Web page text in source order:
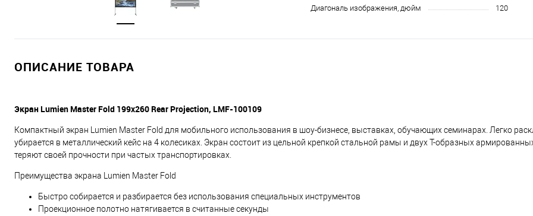
Диагональ изображения, дюйм
120
ОПИСАНИЕ ТОВАРА
Экран Lumien Master Fold 199x260 Rear Projection, LMF-100109
Компактный экран Lumien Master Fold для мобильного использования в шоу-бизнесе, выставках, обучающих семинарах. Легко
убирается в металлический кейс на 4 колесиках. Экран состоит из цельной крепкой стальной рамы и двух Т-образных
теряют своей прочности при частых транспортировках.
Преимущества экрана Lumien Master Fold
Быстро собирается и разбирается без использования специальных инструментов
Проекционное полотно натягивается в считанные секунды